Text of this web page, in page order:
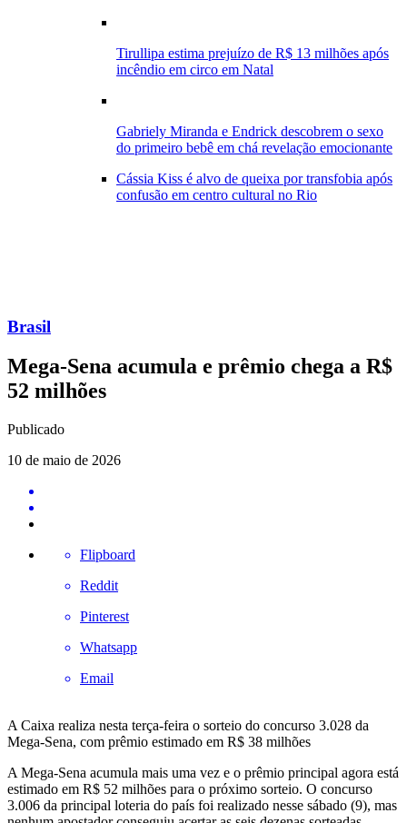
Tirullipa estima prejuízo de R$ 13 milhões após
incêndio em circo em Natal
Gabriely Miranda e Endrick descobrem o sexo
do primeiro bebê em chá revelação emocionante
Cássia Kiss é alvo de queixa por transfobia após
confusão em centro cultural no Rio
Brasil
Mega-Sena acumula e prêmio chega a R$
52 milhões
Publicado
10 de maio de 2026
Flipboard
Reddit
Pinterest
Whatsapp
Email
A Caixa realiza nesta terça-feira o sorteio do concurso 3.028 da
Mega-Sena, com prêmio estimado em R$ 38 milhões
A Mega-Sena acumula mais uma vez e o prêmio principal agora está
estimado em R$ 52 milhões para o próximo sorteio. O concurso
3.006 da principal loteria do país foi realizado nesse sábado (9), mas